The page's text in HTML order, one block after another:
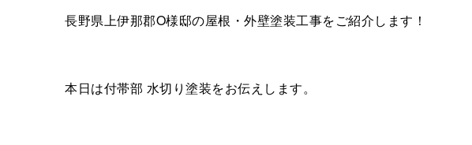
長野県上伊那郡O様邸の屋根・外壁塗装工事をご紹介します！
本日は付帯部 水切り塗装をお伝えします。